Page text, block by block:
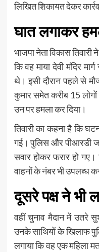
लिखित शिकायत देकर
घात लगाकर
भाजपा नेता विकास
कि वह माया देवी मंदिर
थे। इसी दौरान पहले से
कुमार समेत करीब 15 लोगों
उन पर हमला कर दिया।
तिवारी का कहना है कि
गई। पुलिस और पीआरडी
सवार होकर फरार हो
वाहनों के नंबर भी उपलब्ध
दूसरे पक्ष ने भी
वहीं चुनाव मैदान में उतरे
उनके साथियों के खिलाफ
लगाया कि वह एक महिला